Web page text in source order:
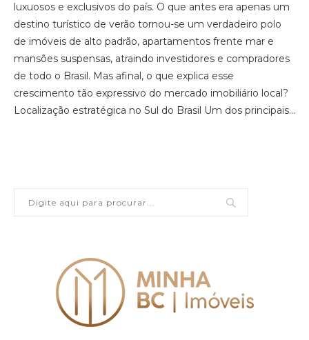
luxuosos e exclusivos do país. O que antes era apenas um
destino turístico de verão tornou-se um verdadeiro polo
de imóveis de alto padrão, apartamentos frente mar e
mansões suspensas, atraindo investidores e compradores
de todo o Brasil. Mas afinal, o que explica esse
crescimento tão expressivo do mercado imobiliário local?
Localização estratégica no Sul do Brasil Um dos principais…